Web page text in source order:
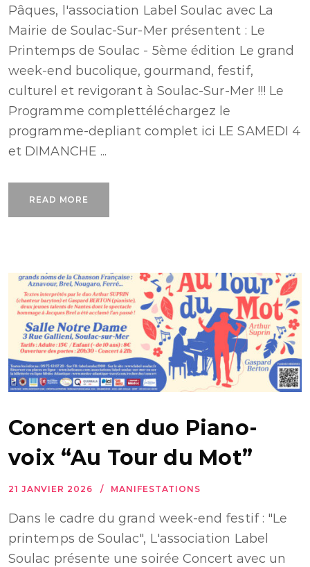
Pâques, l'association Label Soulac avec La
Mairie de Soulac-Sur-Mer présentent : Le
Printemps de Soulac - 5ème édition Le grand
week-end bucolique, gourmand, festif,
culturel et revigorant à Soulac-Sur-Mer !!! Le
Programme complettéléchargez le
programme-depliant complet ici LE SAMEDI 4
et DIMANCHE ...
READ MORE
Concert en duo Piano-
voix “Au Tour du Mot”
21 JANVIER 2026 MANIFESTATIONS
Dans le cadre du grand week-end festif : "Le
printemps de Soulac", L'association Label
Soulac présente une soirée Concert avec un